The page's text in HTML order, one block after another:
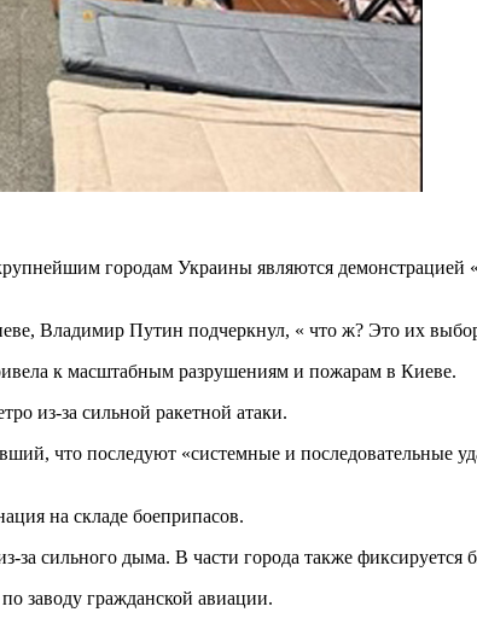
городам Украины являются демонстрацией
Владимир Путин подчеркнул, « что ж? Это их
к масштабным разрушениям и пожарам в Киеве.
из-за сильной ракетной атаки.
что последуют «системные и последовательные
на складе боеприпасов.
сильного дыма. В части города также фиксируется
заводу гражданской авиации.